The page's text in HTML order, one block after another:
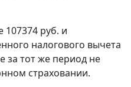
руб. и
налогового вычета
за тот же период не
страховании.